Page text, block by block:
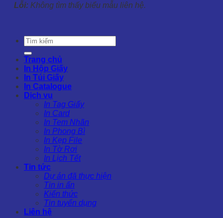
Lỗi: Không tìm thấy biểu mẫu liên hệ.
Trang chủ
In Hộp Giấy
In Túi Giấy
In Catalogue
Dịch vụ
In Tag Giấy
In Card
In Tem Nhãn
In Phong Bì
In Kẹp File
In Tờ Rơi
In Lịch Tết
Tin tức
Dự án đã thực hiện
Tin in ấn
Kiến thức
Tin tuyển dụng
Liên hệ